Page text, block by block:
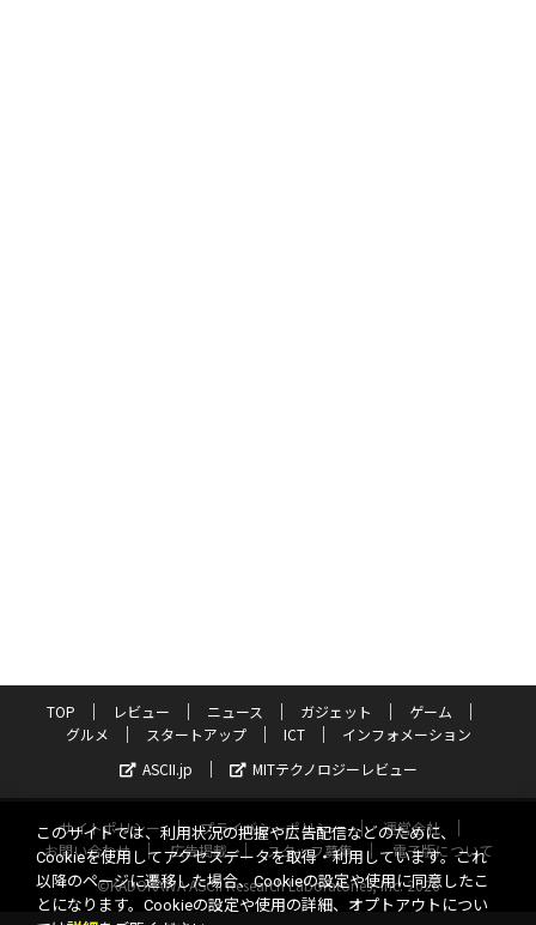
TOP レビュー ニュース ガジェット
ゲーム
グルメ
スタートアップ ICT
インフォメーション
ASCII.jp
MITテクノロジーレビュー
サイトポリシー プライバシーポリシー
運営会社
お問い合わせ
広告掲載 スタッフ募集
電子版について
©KADOKAWA ASCII Research Laboratories, Inc. 2026
このサイトでは、利用状況の把握や広告配信などのために、
Cookieを使用してアクセスデータを取得・利用しています。これ
以降のページに遷移した場合、Cookieの設定や使用に同意したこ
とになります。Cookieの設定や使用の詳細、オプトアウトについ